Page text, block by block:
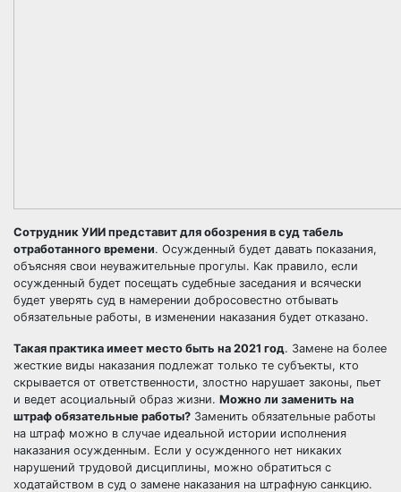
Сотрудник УИИ представит для обозрения в суд табель
отработанного времени. Осужденный будет давать показания,
объясняя свои неуважительные прогулы. Как правило, если
осужденный будет посещать судебные заседания и всячески
будет уверять суд в намерении добросовестно отбывать
обязательные работы, в изменении наказания будет отказано.
Такая практика имеет место быть на 2021 год. Замене на более
жесткие виды наказания подлежат только те субъекты, кто
скрывается от ответственности, злостно нарушает законы, пьет
и ведет асоциальный образ жизни. Можно ли заменить на
штраф обязательные работы? Заменить обязательные работы
на штраф можно в случае идеальной истории исполнения
наказания осужденным. Если у осужденного нет никаких
нарушений трудовой дисциплины, можно обратиться с
ходатайством в суд о замене наказания на штрафную санкцию.